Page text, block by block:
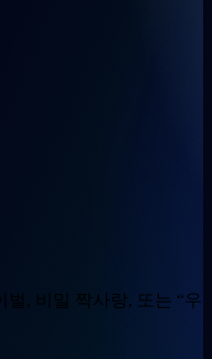
벌, 비밀 짝사랑, 또는 “우